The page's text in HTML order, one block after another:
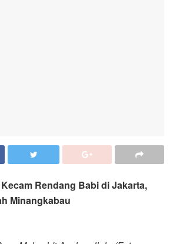
Rendang Babi di Jakarta,
Minangkabau